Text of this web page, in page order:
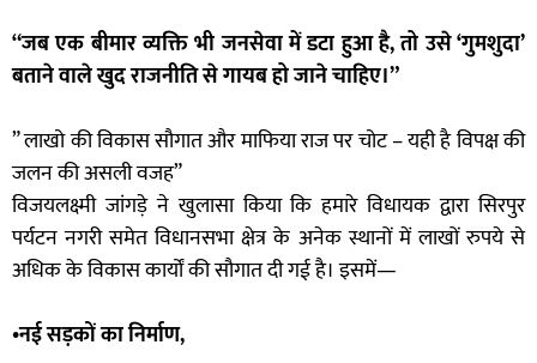
“जब एक बीमार व्यक्ति भी जनसेवा में डटा हुआ है, तो उसे ‘गुमशुदा’
बताने वाले खुद राजनीति से गायब हो जाने चाहिए।”
” लाखो की विकास सौगात और माफिया राज पर चोट – यही है विपक्ष की
जलन की असली वजह”
विजयलक्ष्मी जांगड़े ने खुलासा किया कि हमारे विधायक द्वारा सिरपुर
पर्यटन नगरी समेत विधानसभा क्षेत्र के अनेक स्थानों में लाखों रुपये से
अधिक के विकास कार्यों की सौगात दी गई है। इसमें—
•नई सड़कों का निर्माण,